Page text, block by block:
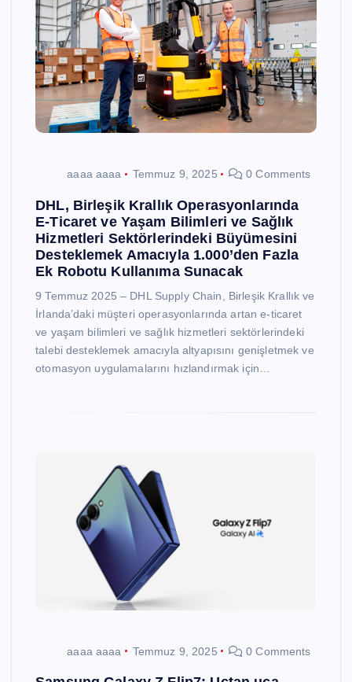
aaaa aaaa Temmuz 9, 2025 0 Comments
DHL, Birleşik Krallık Operasyonlarında
E-Ticaret ve Yaşam Bilimleri ve Sağlık
Hizmetleri Sektörlerindeki Büyümesini
Desteklemek Amacıyla 1.000’den Fazla
Ek Robotu Kullanıma Sunacak
9 Temmuz 2025 – DHL Supply Chain, Birleşik Krallık ve
İrlanda’daki müşteri operasyonlarında artan e-ticaret
ve yaşam bilimleri ve sağlık hizmetleri sektörlerindeki
talebi desteklemek amacıyla altyapısını genişletmek ve
otomasyon uygulamalarını hızlandırmak için…
aaaa aaaa Temmuz 9, 2025 0 Comments